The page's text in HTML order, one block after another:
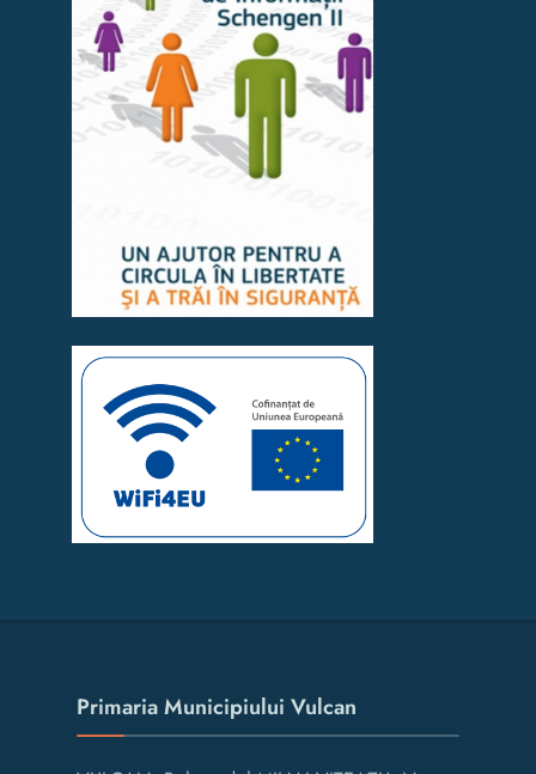
Primaria Municipiului Vulcan